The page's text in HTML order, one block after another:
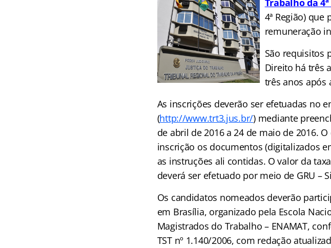
Trabalho da
4ª Região)
remuneração
São requisitos
Direito há três
três anos após
As inscrições deverão ser efetuadas no
(http://www.trt3.jus.br/) mediante
de abril de 2016 a 24 de maio de 2016.
inscrição os documentos (digitalizados
as instruções ali contidas. O valor da
deverá ser efetuado por meio de GRU –
Os candidatos nomeados deverão
em Brasília, organizado pela Escola
Magistrados do Trabalho – ENAMAT,
TST nº 1.140/2006, com redação